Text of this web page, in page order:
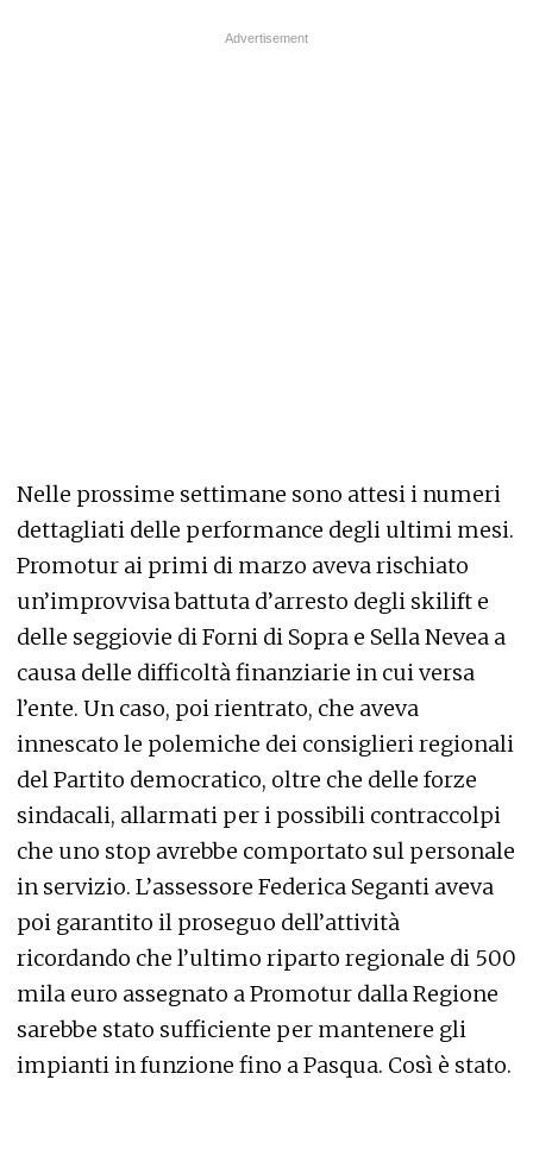
Nelle prossime settimane sono attesi i numeri
dettagliati delle performance degli ultimi mesi.
Promotur ai primi di marzo aveva rischiato
un’improvvisa battuta d’arresto degli skilift e
delle seggiovie di Forni di Sopra e Sella Nevea a
causa delle difficoltà finanziarie in cui versa
l’ente. Un caso, poi rientrato, che aveva
innescato le polemiche dei consiglieri regionali
del Partito democratico, oltre che delle forze
sindacali, allarmati per i possibili contraccolpi
che uno stop avrebbe comportato sul personale
in servizio. L’assessore Federica Seganti aveva
poi garantito il proseguo dell’attività
ricordando che l’ultimo riparto regionale di 500
mila euro assegnato a Promotur dalla Regione
sarebbe stato sufficiente per mantenere gli
impianti in funzione fino a Pasqua. Così è stato.